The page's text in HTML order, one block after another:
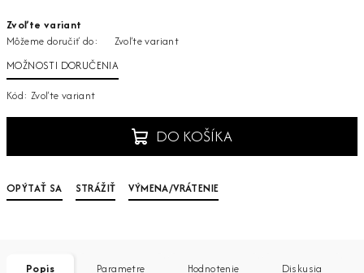
cena:
Zvoľte variant
Môžeme doručiť do:
Zvoľte variant
MOŽNOSTI DORUČENIA
Kód: Zvoľte variant
DO KOŠÍKA
OPÝTAŤ SA STRÁŽIŤ VÝMENA/VRÁTENIE
Popis Parametre Hodnotenie Diskusia